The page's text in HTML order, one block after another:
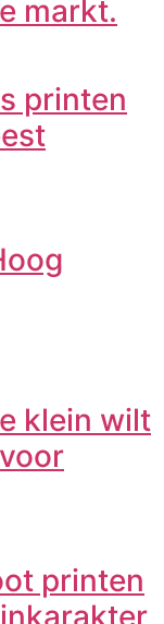
markt.
printen
klein wilt
printen